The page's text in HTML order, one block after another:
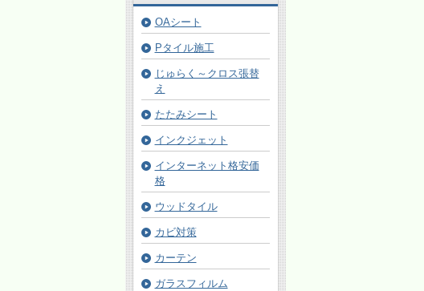
OAシート
Pタイル施工
じゅらく～クロス張替
え
たたみシート
インクジェット
インターネット格安価
格
ウッドタイル
カビ対策
カーテン
ガラスフィルム